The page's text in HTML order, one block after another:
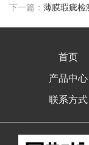
下一篇： 薄膜瑕疵检
首页
产品中心
联系方式